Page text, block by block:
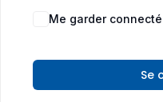
Me garder connecté
Se